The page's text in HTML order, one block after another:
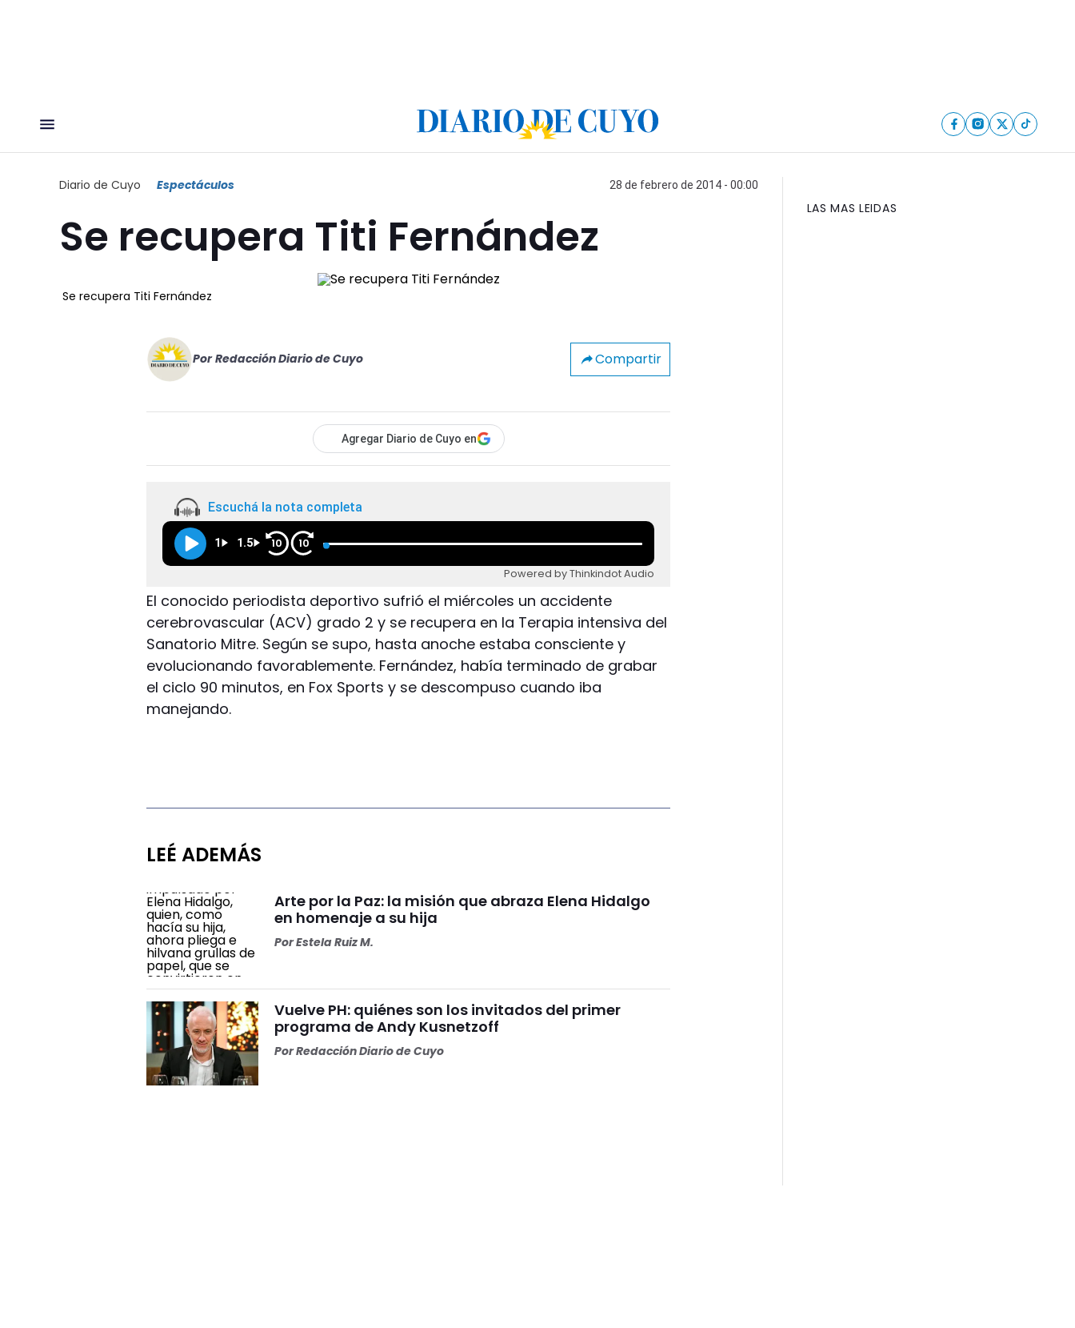
Diario de Cuyo Espectáculos 28 de febrero de 2014 - 00:00
Se recupera Titi Fernández
Se recupera Titi Fernández
Por Redacción Diario de Cuyo Compartir
Agregar Diario de Cuyo en
Escuchá la nota completa
1 1.5 10 10
Powered by Thinkindot Audio
El conocido periodista deportivo sufrió el miércoles un accidente
cerebrovascular (ACV) grado 2 y se recupera en la Terapia intensiva del
Sanatorio Mitre. Según se supo, hasta anoche estaba consciente y
evolucionando favorablemente. Fernández, había terminado de grabar
el ciclo 90 minutos, en Fox Sports y se descompuso cuando iba
manejando.
LEÉ ADEMÁS
Arte por la Paz: la misión que abraza Elena Hidalgo
en homenaje a su hija
PorEstela Ruiz M.
Vuelve PH: quiénes son los invitados del primer
programa de Andy Kusnetzoff
PorRedacción Diario de Cuyo
LAS MAS LEIDAS